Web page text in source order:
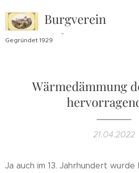
Burgverein
Lichtenegg
Gegründet 1929
Wärmedämmung
21.04.2022
Ja auch im 13. Jahrhundert